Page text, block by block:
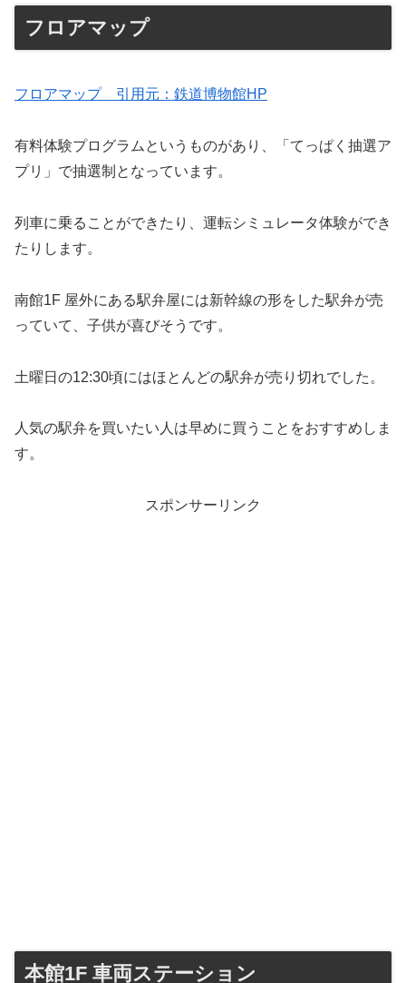
フロアマップ
フロアマップ 引用元：鉄道博物館HP
有料体験プログラムというものがあり、「てっぱく抽選ア
プリ」で抽選制となっています。
列車に乗ることができたり、運転シミュレータ体験ができ
たりします。
南館1F 屋外にある駅弁屋には新幹線の形をした駅弁が売
っていて、子供が喜びそうです。
土曜日の12:30頃にはほとんどの駅弁が売り切れでした。
人気の駅弁を買いたい人は早めに買うことをおすすめしま
す。
スポンサーリンク
本館1F 車両ステーション